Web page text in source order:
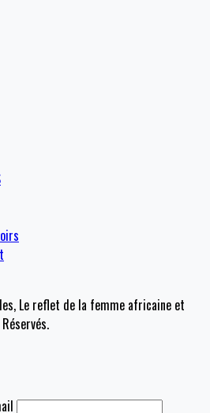
Le reflet de la femme africaine et